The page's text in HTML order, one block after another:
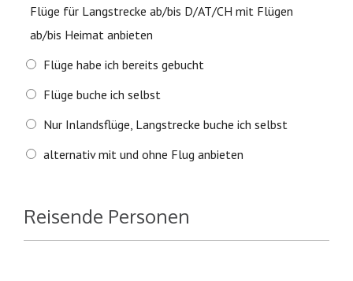
Flüge für Langstrecke ab/bis D/AT/CH mit Flügen
ab/bis Heimat anbieten
Flüge habe ich bereits gebucht
Flüge buche ich selbst
Nur Inlandsflüge, Langstrecke buche ich selbst
alternativ mit und ohne Flug anbieten
Reisende Personen